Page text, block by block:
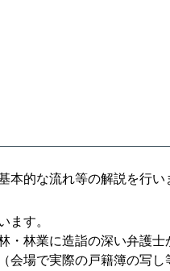
的な流れ等の解説を行い
ます。
林業に造詣の深い弁護
場で実際の戸籍簿の写